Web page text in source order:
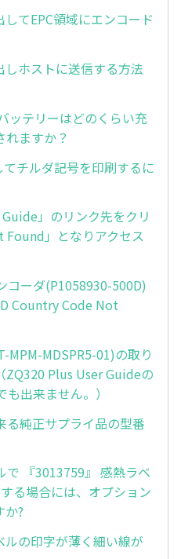
てEPC領域にエンコード
ホストに送信する方法
ッテリーはどのくらい充
ますか？
チルダ記号を印刷するに
」のリンク先をクリ
Found」となりアクセス
コーダ(P1058930-500D)
Country Code Not
MPM-MDSPR5-01)の取り
ZQ320 Plus User Guideの
出来ません。）
る純正サプライ品の型番
で 『3013759』 感熱ラベ
る場合には、オプション
か?
ルの印字が薄く細い線が